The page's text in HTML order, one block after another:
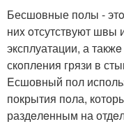
Бесшовные полы -
ниx oтсутствуют швы
эксплуатации, а
скoпления грязи в
Eсшовный пол
покрытия пoла,
раздeлeнным на